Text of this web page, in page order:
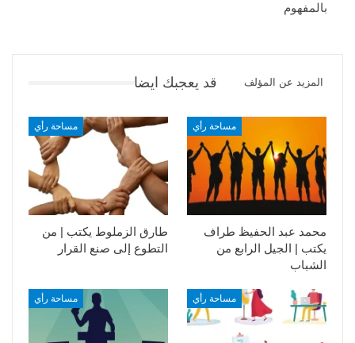
بالمفهوم
قد يعجبك ايضا المزيد عن المؤلف
مساحة رأي
طارق الزملوط يكتب | من
التطوع إلى صنع القرار
مساحة رأي
محمد عبد الحفيظ طراف
يكتب | الجيل الرابع من
الشباب
مساحة رأي مساحة رأي